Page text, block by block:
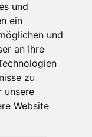
und
ein
und
an Ihre
zu
unsere
Website